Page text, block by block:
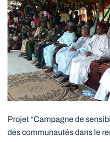
Projet “Campagne de
des communautés dans le